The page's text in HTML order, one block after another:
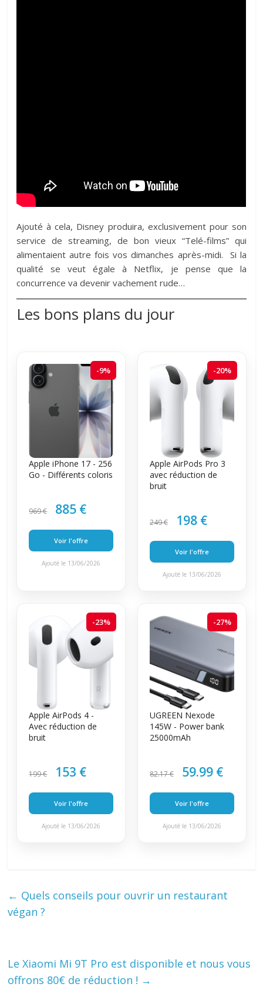
Ajouté à cela, Disney produira, exclusivement pour son
service de streaming, de bon vieux “Telé-films” qui
alimentaient autre fois vos dimanches après-midi. Si la
qualité se veut égale à Netflix, je pense que la
concurrence va devenir vachement rude…
Les bons plans du jour
-9%
Apple iPhone 17 - 256
Go - Différents coloris
969 € 885 €
Voir l'offre
Ajouté le 13/06/2026
-20%
Apple AirPods Pro 3
avec réduction de
bruit
249 € 198 €
Voir l'offre
Ajouté le 13/06/2026
-23%
Apple AirPods 4 -
Avec réduction de
bruit
199 € 153 €
Voir l'offre
Ajouté le 13/06/2026
-27%
UGREEN Nexode
145W - Power bank
25000mAh
82.17 € 59.99 €
Voir l'offre
Ajouté le 13/06/2026
← Quels conseils pour ouvrir un restaurant
végan ?
Le Xiaomi Mi 9T Pro est disponible et nous vous
offrons 80€ de réduction ! →